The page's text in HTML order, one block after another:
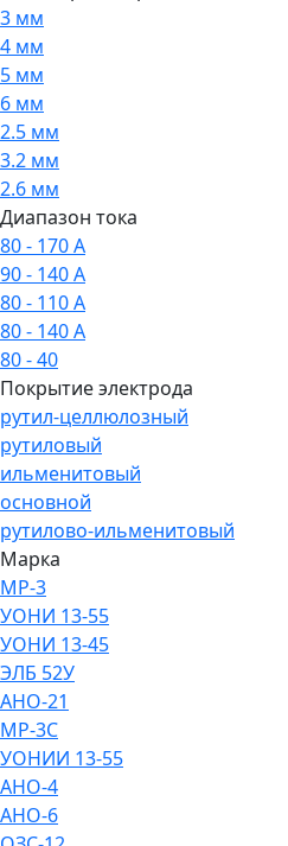
3 мм
4 мм
5 мм
6 мм
2.5 мм
3.2 мм
2.6 мм
Диапазон тока
80 - 170 А
90 - 140 А
80 - 110 А
80 - 140 А
80 - 40
Покрытие электрода
рутил-целлюлозный
рутиловый
ильменитовый
основной
рутилово-ильменитовый
Марка
МР-3
УОНИ 13-55
УОНИ 13-45
ЭЛБ 52У
АНО-21
МР-3С
УОНИИ 13-55
АНО-4
АНО-6